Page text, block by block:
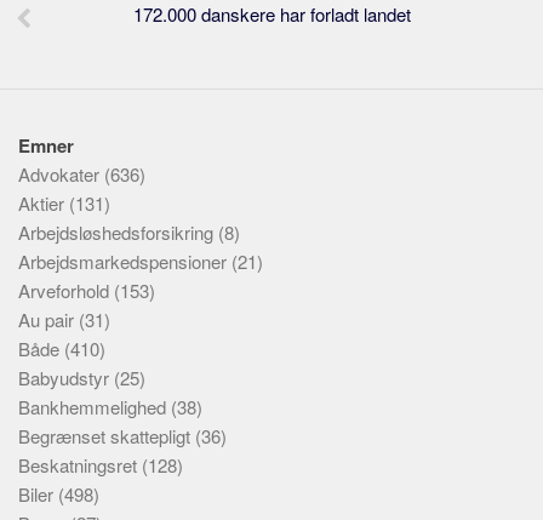
172.000 danskere har forladt landet
Emner
Advokater (636)
Aktier (131)
Arbejdsløshedsforsikring (8)
Arbejdsmarkedspensioner (21)
Arveforhold (153)
Au pair (31)
Både (410)
Babyudstyr (25)
Bankhemmelighed (38)
Begrænset skattepligt (36)
Beskatningsret (128)
Biler (498)